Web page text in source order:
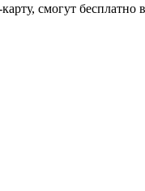
смогут бесплатно